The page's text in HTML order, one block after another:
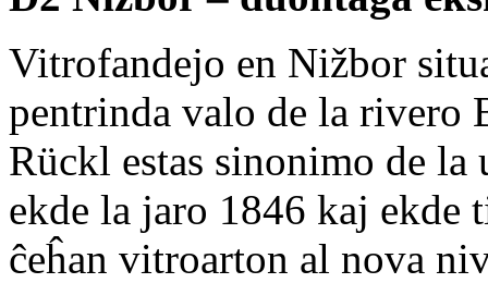
Vitrofandejo en Nižbor
pentrinda valo de la rivero
Rückl estas sinonimo de
ekde la jaro 1846 kaj ekde
ĉeĥan vitroarton al nova